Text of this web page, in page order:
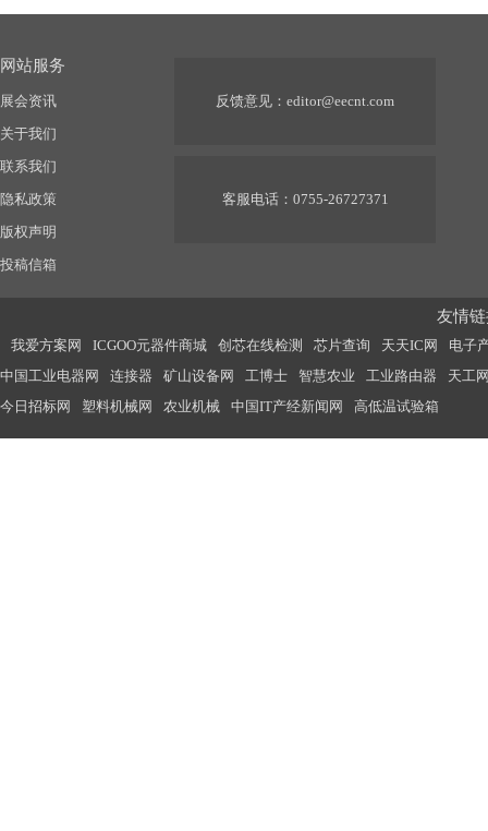
网站服务
展会资讯
关于我们
联系我们
隐私政策
版权声明
投稿信箱
反馈意见： editor@eecnt.com
客服电话：0755-26727371
友情
我爱方案网 ICGOO元器件商城 创芯在线检测 芯片查询 天天IC网
电子
中国工业电器网
连接器 矿山设备网 工博士 智慧农业 工业路由器
天工
今日招标网
塑料机械网 农业机械 中国IT产经新闻网 高低温试验箱